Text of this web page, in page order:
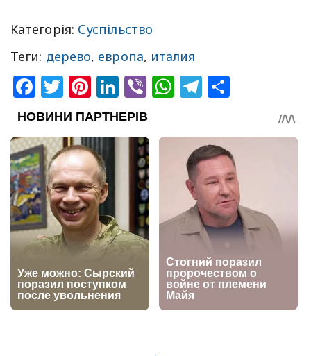
Категорія: Суспільство
Теги: дерево, европа, италия
Facebook
Twitter
Pinterest
LinkedIn
ViberWhatsApp
Telegram